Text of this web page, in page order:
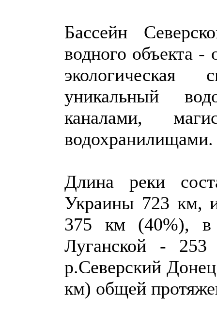
Бассейн
водного объекта -
экологическая
уникальный
каналами,
водохранилищами.
Длина реки
Украины 723 км,
375 км (40%),
Луганской -
р.Северский
км) общей